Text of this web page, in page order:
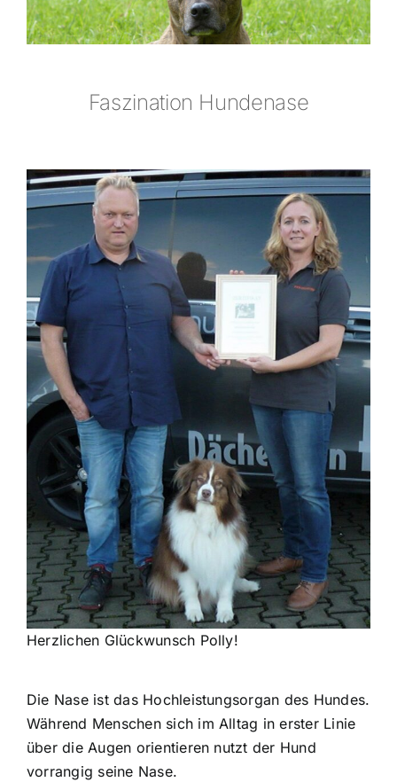
Kontakt
Faszination Hundenase
Herzlichen Glückwunsch Polly!
Die Nase ist das Hochleistungsorgan des Hundes.
Während Menschen sich im Alltag in erster Linie
über die Augen orientieren nutzt der Hund
vorrangig seine Nase.